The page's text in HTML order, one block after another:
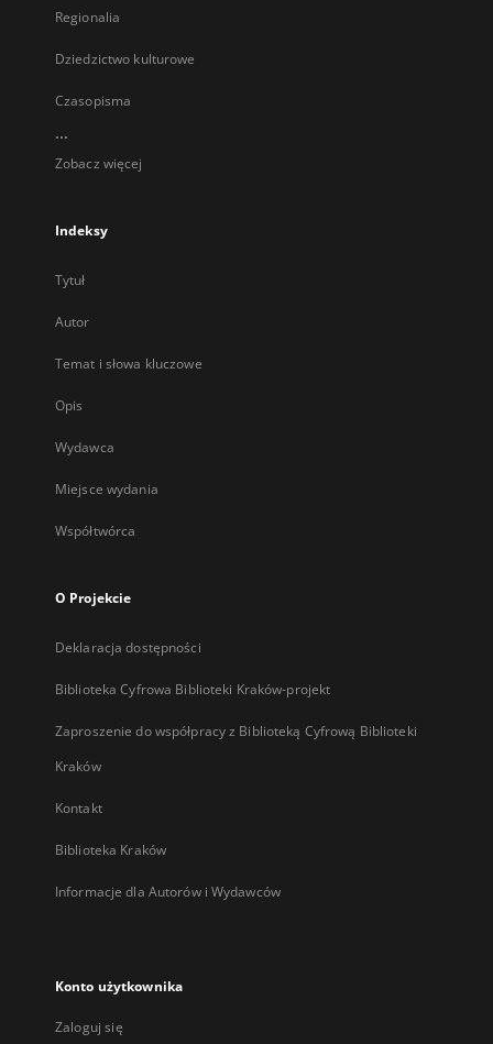
Regionalia
Dziedzictwo kulturowe
Czasopisma
...
Zobacz więcej
Indeksy
Tytuł
Autor
Temat i słowa kluczowe
Opis
Wydawca
Miejsce wydania
Współtwórca
O Projekcie
Deklaracja dostępności
Biblioteka Cyfrowa Biblioteki Kraków-projekt
Zaproszenie do współpracy z Biblioteką Cyfrową Biblioteki
Kraków
Kontakt
Biblioteka Kraków
Informacje dla Autorów i Wydawców
Konto użytkownika
Zaloguj się